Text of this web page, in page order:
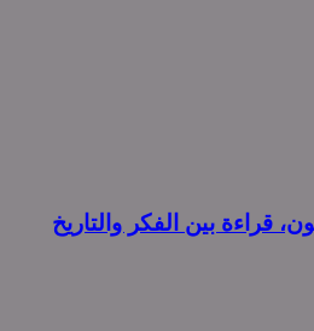
قراءة بین الفکر والتاریخ